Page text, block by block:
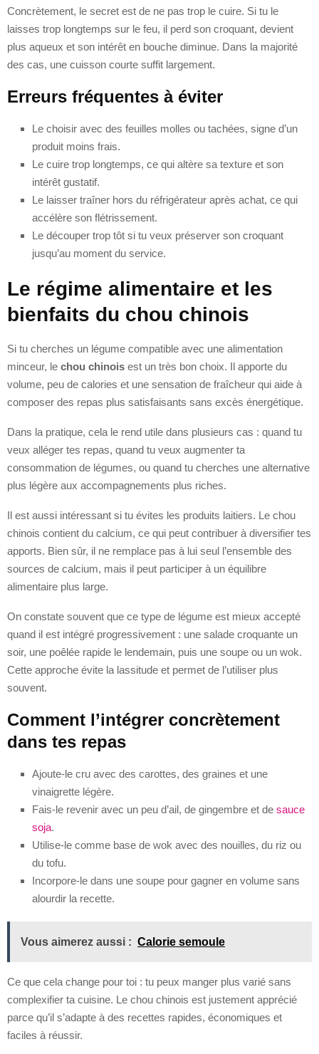
Concrètement, le secret est de ne pas trop le cuire. Si tu le
laisses trop longtemps sur le feu, il perd son croquant, devient
plus aqueux et son intérêt en bouche diminue. Dans la majorité
des cas, une cuisson courte suffit largement.
Erreurs fréquentes à éviter
Le choisir avec des feuilles molles ou tachées, signe d’un
produit moins frais.
Le cuire trop longtemps, ce qui altère sa texture et son
intérêt gustatif.
Le laisser traîner hors du réfrigérateur après achat, ce qui
accélère son flétrissement.
Le découper trop tôt si tu veux préserver son croquant
jusqu’au moment du service.
Le régime alimentaire et les
bienfaits du chou chinois
Si tu cherches un légume compatible avec une alimentation
minceur, le chou chinois est un très bon choix. Il apporte du
volume, peu de calories et une sensation de fraîcheur qui aide à
composer des repas plus satisfaisants sans excès énergétique.
Dans la pratique, cela le rend utile dans plusieurs cas : quand tu
veux alléger tes repas, quand tu veux augmenter ta
consommation de légumes, ou quand tu cherches une alternative
plus légère aux accompagnements plus riches.
Il est aussi intéressant si tu évites les produits laitiers. Le chou
chinois contient du calcium, ce qui peut contribuer à diversifier tes
apports. Bien sûr, il ne remplace pas à lui seul l’ensemble des
sources de calcium, mais il peut participer à un équilibre
alimentaire plus large.
On constate souvent que ce type de légume est mieux accepté
quand il est intégré progressivement : une salade croquante un
soir, une poêlée rapide le lendemain, puis une soupe ou un wok.
Cette approche évite la lassitude et permet de l’utiliser plus
souvent.
Comment l’intégrer concrètement
dans tes repas
Ajoute-le cru avec des carottes, des graines et une
vinaigrette légère.
Fais-le revenir avec un peu d’ail, de gingembre et de sauce
soja.
Utilise-le comme base de wok avec des nouilles, du riz ou
du tofu.
Incorpore-le dans une soupe pour gagner en volume sans
alourdir la recette.
Vous aimerez aussi : Calorie semoule
Ce que cela change pour toi : tu peux manger plus varié sans
complexifier ta cuisine. Le chou chinois est justement apprécié
parce qu’il s’adapte à des recettes rapides, économiques et
faciles à réussir.